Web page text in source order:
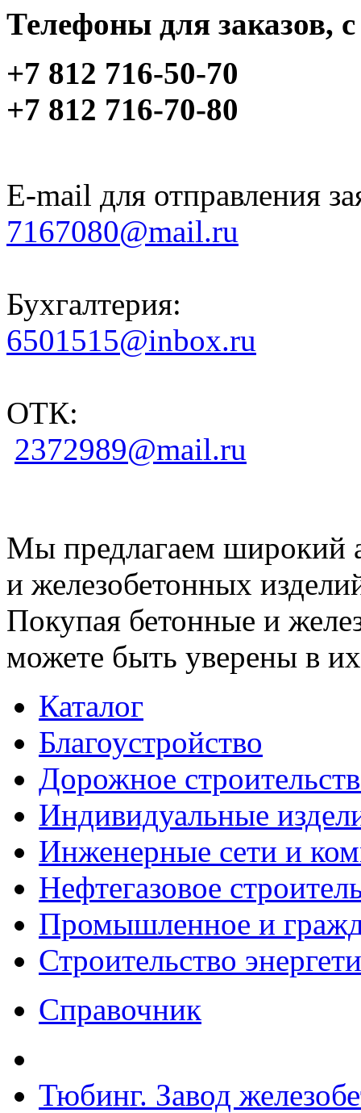
Телефоны для заказов,
+7 812 716-50-70
+7 812 716-70-80
E-mail для отправления
7167080@mail.ru
Бухгалтерия:
6501515@inbox.ru
ОТК:
2372989@mail.ru
Мы предлагаем широкий
и железобетонных
Покупая бетонные и
можете быть уверены в их
Каталог
Благоустройство
Дорожное
Индивидуальные
Инженерные сети и
Нефтегазовое
Промышленное и
Строительство
Справочник
Тюбинг. Завод